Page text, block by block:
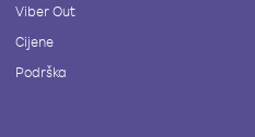
Viber Out
Cijene
Podrška